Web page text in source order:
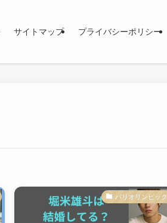
サイトマップ プライバシーポリシー
パリオリンピック